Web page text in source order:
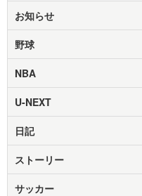
お知らせ
野球
NBA
U-NEXT
日記
ストーリー
サッカー